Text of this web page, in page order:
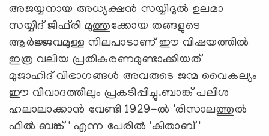
അജയ്യനായ അധ്യക്ഷൻ സയ്യിദുൽ ഉലമാ
സയ്യിദ് ജിഫ്‌രി മുത്തുക്കോയ തങ്ങളുടെ
ആർജ്ജവമുള്ള നിലപാടാണ് ഈ വിഷയത്തിൽ
ഇത്ര വലിയ പ്രതികരണമുണ്ടാക്കിയത്
മുജാഹിദ് വിഭാഗങ്ങൾ അവരുടെ ജന്മ വൈകല്യം
ഈ വിവാദത്തിലും പ്രകടിപ്പിച്ചു.ബാങ്ക് പലിശ
ഹലാലാക്കാൻ വേണ്ടി 1929-ൽ 'രിസാലത്തുൽ
ഫിൽ ബങ്ക് ' എന്ന പേരിൽ 'കിതാബ് '